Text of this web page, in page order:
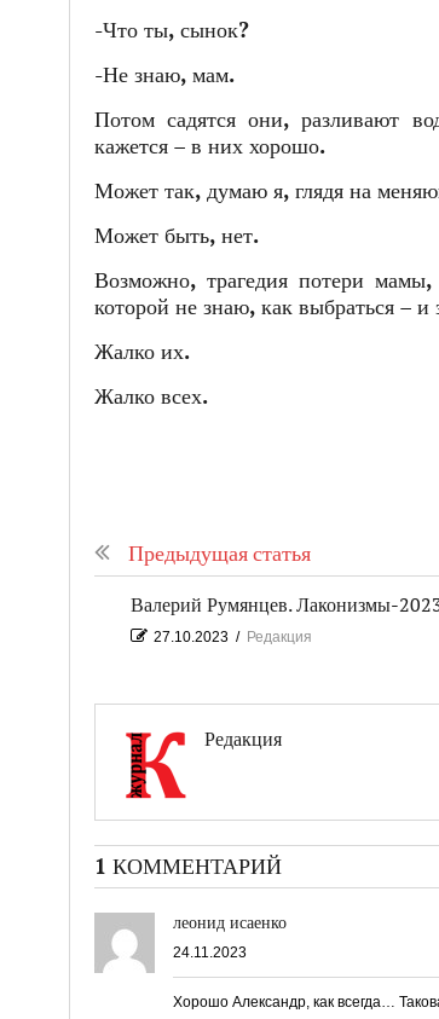
-Что ты, сынок?
-Не знаю, мам.
Потом садятся они, разливают
кажется – в них хорошо.
Может так, думаю я, глядя на
Может быть, нет.
Возможно, трагедия потери
которой не знаю, как выбраться –
Жалко их.
Жалко всех.
Предыдущая статья
Валерий Румянцев. Лаконизмы-
27.10.2023 / Редакция
Редакция
1 КОММЕНТАРИЙ
леонид исаенко
24.11.2023
Хорошо Александр, как всегда…